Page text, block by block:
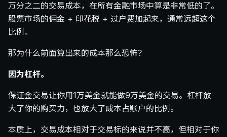
万分之二的交易成本，在所有金融市场中算是非常低的了。
股票市场的佣金 + 印花税 + 过户费加起来，通常远超这个
比例。
那为什么前面算出来的成本那么恐怖？
因为杠杆。
保证金交易让你用1万美金就能做9万美金的交易。杠杆放
大了你的购买力，也放大了成本占账户的比例。
本质上，交易成本相对于交易标的来说并不高，但相对于你